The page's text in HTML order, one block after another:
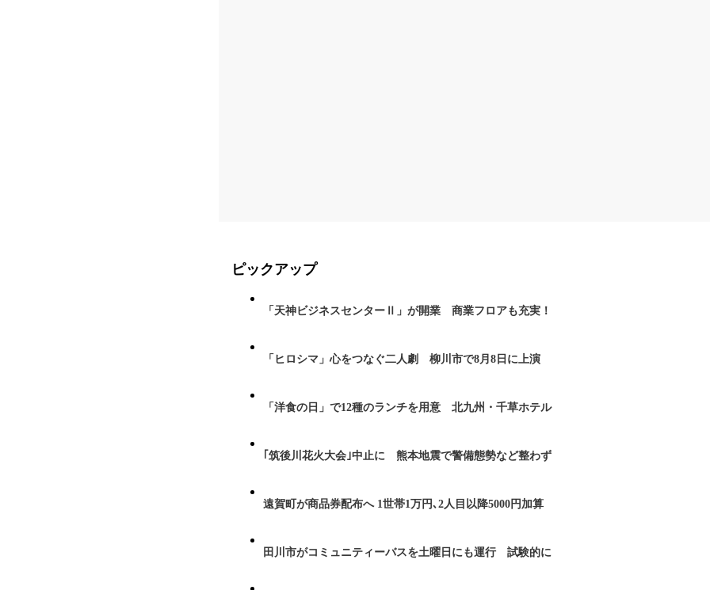
ピックアップ
「天神ビジネスセンターⅡ」が開業 商業フロアも充実！
「ヒロシマ」心をつなぐ二人劇 柳川市で8月8日に上演
「洋食の日」で12種のランチを用意 北九州・千草ホテル
｢筑後川花火大会｣中止に 熊本地震で警備態勢など整わず
遠賀町が商品券配布へ 1世帯1万円､2人目以降5000円加算
田川市がコミュニティーバスを土曜日にも運行 試験的に